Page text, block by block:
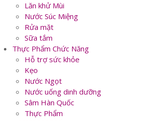
Lăn khử Mùi
Nước Súc Miệng
Rửa mặt
Sữa tắm
Thực Phẩm Chức Năng
Hỗ trợ sức khỏe
Kẹo
Nước Ngọt
Nước uống dinh dưỡng
Sâm Hàn Quốc
Thực Phẩm